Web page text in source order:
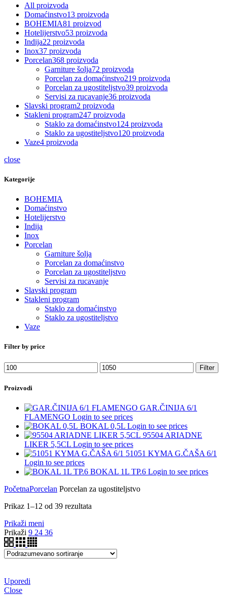
All proizvoda
Domaćinstvo13 proizvoda
BOHEMIA81 proizvod
Hotelijerstvo53 proizvoda
Indija22 proizvoda
Inox37 proizvoda
Porcelan368 proizvoda
Garniture šolja72 proizvoda
Porcelan za domaćinstvo219 proizvoda
Porcelan za ugostiteljstvo39 proizvoda
Servisi za rucavanje36 proizvoda
Slavski program2 proizvoda
Stakleni program247 proizvoda
Staklo za domaćinstvo124 proizvoda
Staklo za ugostiteljstvo120 proizvoda
Vaze4 proizvoda
close
Kategorije
BOHEMIA
Domaćinstvo
Hotelijerstvo
Indija
Inox
Porcelan
Garniture šolja
Porcelan za domaćinstvo
Porcelan za ugostiteljstvo
Servisi za rucavanje
Slavski program
Stakleni program
Staklo za domaćinstvo
Staklo za ugostiteljstvo
Vaze
Filter by price
Minimalna
cena
Maksimalna
cena
Filter
Proizvodi
GAR.ČINIJA 6/1
FLAMENGO Login to see prices
BOKAL 0,5L Login to see prices
95504 ARIADNE
LIKER 5,5CL Login to see prices
51051 KYMA G.ČAŠA 6/1
Login to see prices
BOKAL 1L TP.6 Login to see prices
PočetnaPorcelan Porcelan za ugostiteljstvo
Prikaz 1–12 od 39 rezultata
Prikaži meni
Prikaži 9 24 36
Uporedi
Close